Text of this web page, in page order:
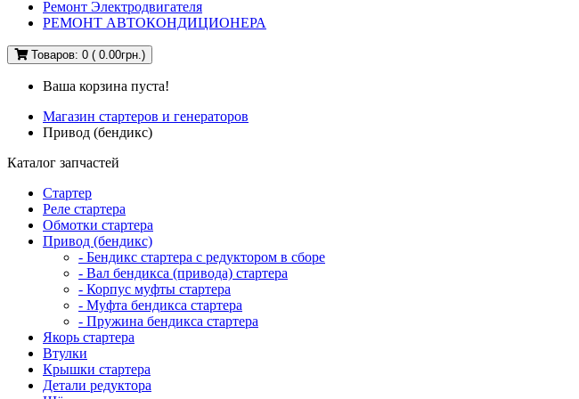
Ремонт Электродвигателя
РЕМОНТ АВТОКОНДИЦИОНЕРА
Товаров: 0 ( 0.00грн.)
Ваша корзина пуста!
Магазин стартеров и генераторов
Привод (бендикс)
Каталог запчастей
Стартер
Реле стартера
Обмотки стартера
Привод (бендикс)
- Бендикс стартера с редуктором в сборе
- Вал бендикса (привода) стартера
- Корпус муфты стартера
- Муфта бендикса стартера
- Пружина бендикса стартера
Якорь стартера
Втулки
Крышки стартера
Детали редуктора